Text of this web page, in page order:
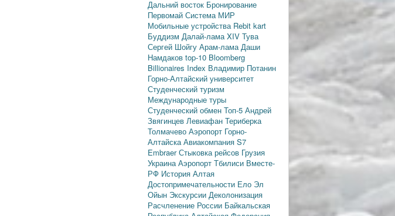
Дальний восток Бронирование
Первомай Система МИР
Мобильные устройства Rebit kart
Буддизм Далай-лама XIV Тува
Сергей Шойгу Арам-ламаДаши
Намдаков top-10 Bloomberg
Billionaires Index Владимир Потанин
Горно-Алтайский университет
Студенческий туризм
Международные туры
Студенческий обмен Топ-5 Андрей
Звягинцев Левиафан Териберка
Толмачево Аэропорт Горно-
АлтайскаАвиакомпания S7
EmbraerСтыковка рейсов Грузия
УкраинаАэропорт Тбилиси Вместе-
РФ История Алтая
Достопримечательности Ело Эл
Ойын Экскурсии Деколонизация
Расчленение России Байкальская